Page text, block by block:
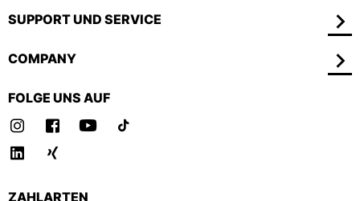
SUPPORT UND SERVICE
COMPANY
FOLGE UNS AUF
ZAHLARTEN